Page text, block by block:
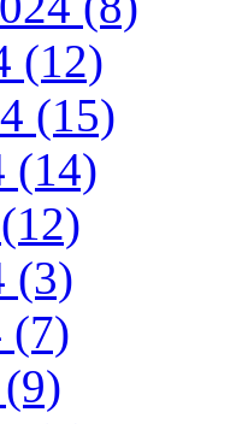
(12)
(15)
(14)
(3)
(7)